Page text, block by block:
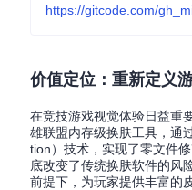
https://gitcode.com/
价值定位：重新定义
在竞技游戏视觉体验日益重
雄联盟内存级换肤工具，通
tion）技术，实现了零文件
底改变了传统换肤软件的风
前提下，为玩家提供丰富的